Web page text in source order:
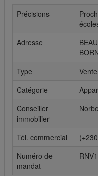
Cookies sociaux
Les cookies sociaux
sociaux afin que vous
Précisions
Adresse
Type
Vente
Catégorie
Conseiller
immobilier
Tél. commercial
Numéro de
mandat